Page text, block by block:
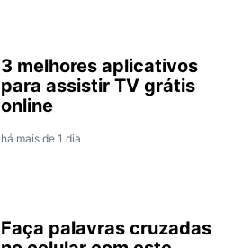
3 melhores aplicativos
para assistir TV grátis
online
há mais de 1 dia
Faça palavras cruzadas